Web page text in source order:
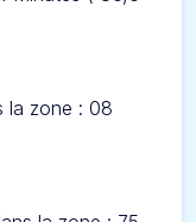
la zone : 08